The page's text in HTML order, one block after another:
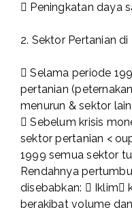
 Peningkatan daya
2. Sektor Pertanian
 Selama periode
pertanian
menurun & sektor
 Sebelum krisis
sektor pertanian <
1999 semua sektor
Rendahnya
disebabkan:  Iklim
berakibat volume